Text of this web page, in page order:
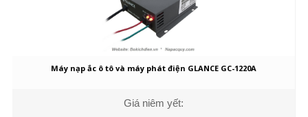
Máy nạp ắc ô tô và máy phát điện GLANCE GC-1220A
Giá niêm yết: